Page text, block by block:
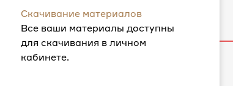
Скачивание материалов
Все ваши материалы доступны
для скачивания в личном
кабинете.